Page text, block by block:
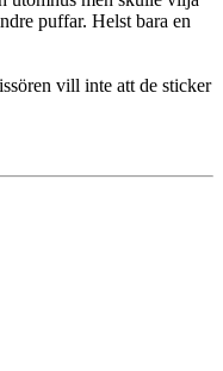
puffar. Helst bara en
vill inte att de sticker